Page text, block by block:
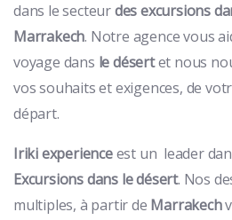
dans le secteurdes excursions
Marrakech. Notre agence vous
voyage dans le désertet nous
vos souhaits et exigences, de
départ.
Iriki experienceest un leader
Excursions dans le désert. Nos
multiples, à partir de Marrakech